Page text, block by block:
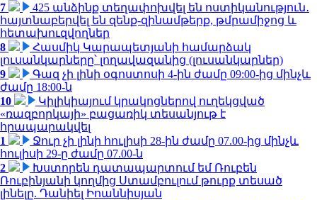
7
425 անձինք տեղափոխվել են ոստիկանություն․
հայտնաբերվել են զենք-զինամթերք, թմրամիջոց և
հետախուզվողներ
8
Հասմիկ Կարապետյանի համարձակ
լուսանկարները՝ լողավազանից (լուսանկարներ)
9
Գազ չի լինի օգոստոսի 4-ին ժամը 09:00-ից մինչև
ժամը 18:00-ն
10
Կիլիկիայում կրակոցներով ուղեկցված
«ռազբորկայի» բացառիկ տեսանյութ է
հրապարակվել
1
Ջուր չի լինի հուլիսի 28-ին ժամը 07.00-ից մինչև
հուլիսի 29-ը ժամը 07.00-ն
2
Խստորեն դատապարտում եմ Ռուբեն
Ռուբինյանի կողմից Ստամբուլում թուրք տեսած
լինելը. Դանիել Իոաննիսյան